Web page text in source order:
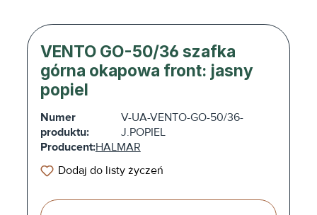
VENTO GO-50/36 szafka
górna okapowa front: jasny
popiel
Numer
produktu:
V-UA-VENTO-GO-50/36-
J.POPIEL
Producent:HALMAR
Dodaj do listy życzeń